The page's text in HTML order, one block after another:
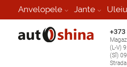
Anvelopele Jante
+373
(L-V)
(Sî)